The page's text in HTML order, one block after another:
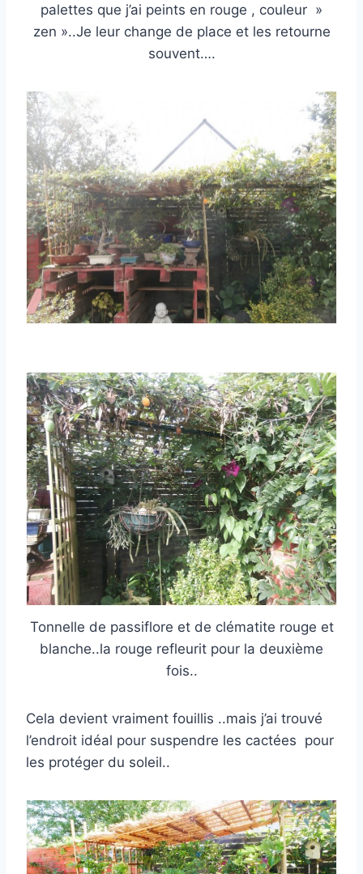
palettes que j’ai peints en rouge , couleur »
zen »..Je leur change de place et les retourne
souvent….
Tonnelle de passiflore et de clématite rouge et
blanche..la rouge refleurit pour la deuxième
fois..
Cela devient vraiment fouillis ..mais j’ai trouvé
l’endroit idéal pour suspendre les cactées pour
les protéger du soleil..